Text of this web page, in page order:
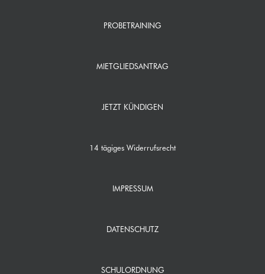
PROBETRAINING
MIETGLIEDSANTRAG
JETZT KÜNDIGEN
14 tägiges Widerrufsrecht
IMPRESSUM
DATENSCHUTZ
SCHULORDNUNG